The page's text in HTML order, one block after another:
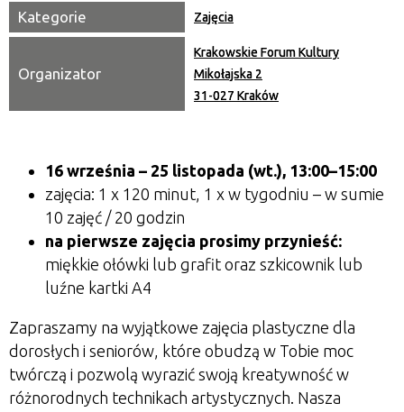
Kategorie Zajęcia
Organizator
Krakowskie Forum Kultury
Mikołajska 2
31-027 Kraków
16 września – 25 listopada (wt.), 13:00–15:00
zajęcia: 1 x 120 minut, 1 x w tygodniu – w sumie
10 zajęć / 20 godzin
na pierwsze zajęcia prosimy przynieść:
miękkie ołówki lub grafit oraz szkicownik lub
luźne kartki A4
Zapraszamy na wyjątkowe zajęcia plastyczne dla
dorosłych i seniorów, które obudzą w Tobie moc
twórczą i pozwolą wyrazić swoją kreatywność w
różnorodnych technikach artystycznych. Nasza